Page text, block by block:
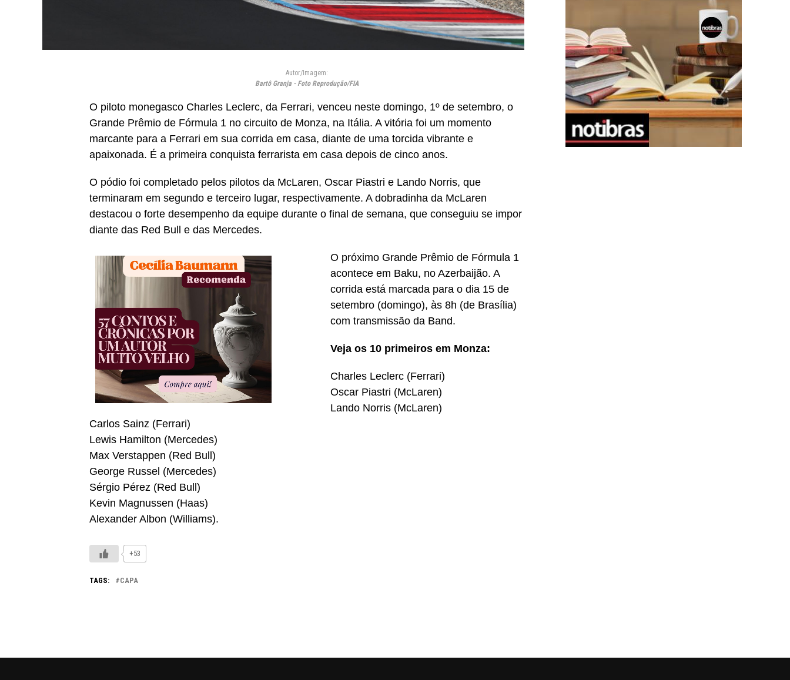
Autor/Imagem:
Bartô Granja - Foto Reprodução/FIA
O piloto monegasco Charles Leclerc, da Ferrari, venceu neste domingo, 1º de setembro, o
Grande Prêmio de Fórmula 1 no circuito de Monza, na Itália. A vitória foi um momento
marcante para a Ferrari em sua corrida em casa, diante de uma torcida vibrante e
apaixonada. É a primeira conquista ferrarista em casa depois de cinco anos.
O pódio foi completado pelos pilotos da McLaren, Oscar Piastri e Lando Norris, que
terminaram em segundo e terceiro lugar, respectivamente. A dobradinha da McLaren
destacou o forte desempenho da equipe durante o final de semana, que conseguiu se impor
diante das Red Bull e das Mercedes.
O próximo Grande Prêmio de Fórmula 1
acontece em Baku, no Azerbaijão. A
corrida está marcada para o dia 15 de
setembro (domingo), às 8h (de Brasília)
com transmissão da Band.
Veja os 10 primeiros em Monza:
Charles Leclerc (Ferrari)
Oscar Piastri (McLaren)
Lando Norris (McLaren)
Carlos Sainz (Ferrari)
Lewis Hamilton (Mercedes)
Max Verstappen (Red Bull)
George Russel (Mercedes)
Sérgio Pérez (Red Bull)
Kevin Magnussen (Haas)
Alexander Albon (Williams).
+53
TAGS: CAPA